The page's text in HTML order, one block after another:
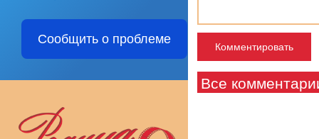
Сообщить о проблеме
Все